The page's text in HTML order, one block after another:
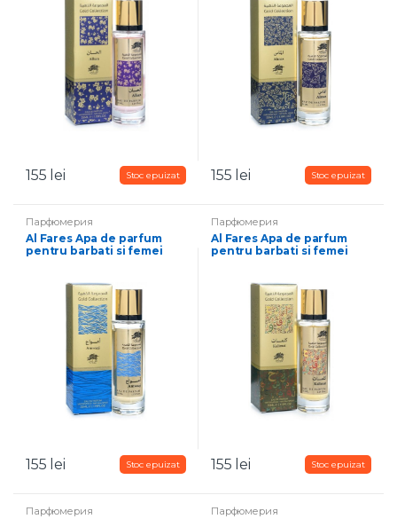
155 lei 155 lei
Парфюмерия
Al Fares Apa de parfum
pentru barbati si femei
155 lei
Парфюмерия
Al Fares Apa de parfum
pentru barbati si femei
155 lei
Парфюмерия Парфюмерия